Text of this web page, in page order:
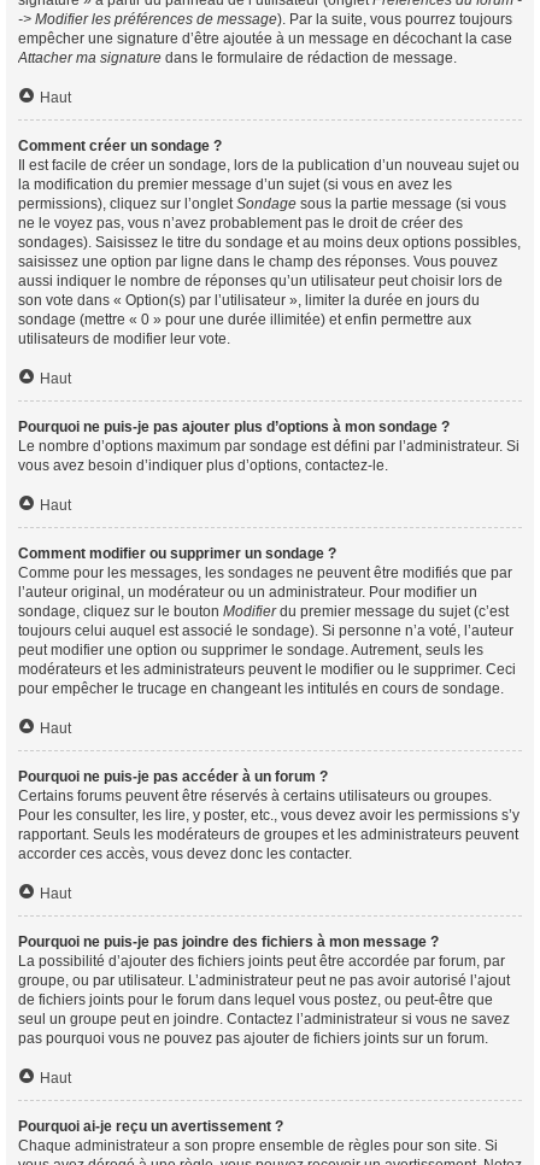
-> Modifier les préférences de message). Par la suite, vous pourrez toujours
empêcher une signature d’être ajoutée à un message en décochant la case
Attacher ma signature dans le formulaire de rédaction de message.
Haut
Comment créer un sondage ?
Il est facile de créer un sondage, lors de la publication d’un nouveau sujet ou
la modification du premier message d’un sujet (si vous en avez les
permissions), cliquez sur l’ongletSondage sous la partie message (si vous
ne le voyez pas, vous n’avez probablement pas le droit de créer des
sondages). Saisissez le titre du sondage et au moins deux options possibles,
saisissez une option par ligne dans le champ des réponses. Vous pouvez
aussi indiquer le nombre de réponses qu’un utilisateur peut choisir lors de
son vote dans « Option(s) par l’utilisateur », limiter la durée en jours du
sondage (mettre « 0 » pour une durée illimitée) et enfin permettre aux
utilisateurs de modifier leur vote.
Haut
Pourquoi ne puis-je pas ajouter plus d’options à mon sondage ?
Le nombre d’options maximum par sondage est défini par l’administrateur. Si
vous avez besoin d’indiquer plus d’options, contactez-le.
Haut
Comment modifier ou supprimer un sondage ?
Comme pour les messages, les sondages ne peuvent être modifiés que par
l’auteur original, un modérateur ou un administrateur. Pour modifier un
sondage, cliquez sur le bouton Modifierdu premier message du sujet (c’est
toujours celui auquel est associé le sondage). Si personne n’a voté, l’auteur
peut modifier une option ou supprimer le sondage. Autrement, seuls les
modérateurs et les administrateurs peuvent le modifier ou le supprimer. Ceci
pour empêcher le trucage en changeant les intitulés en cours de sondage.
Haut
Pourquoi ne puis-je pas accéder à un forum ?
Certains forums peuvent être réservés à certains utilisateurs ou groupes.
Pour les consulter, les lire, y poster, etc., vous devez avoir les permissions s’y
rapportant. Seuls les modérateurs de groupes et les administrateurs peuvent
accorder ces accès, vous devez donc les contacter.
Haut
Pourquoi ne puis-je pas joindre des fichiers à mon message ?
La possibilité d’ajouter des fichiers joints peut être accordée par forum, par
groupe, ou par utilisateur. L’administrateur peut ne pas avoir autorisé l’ajout
de fichiers joints pour le forum dans lequel vous postez, ou peut-être que
seul un groupe peut en joindre. Contactez l’administrateur si vous ne savez
pas pourquoi vous ne pouvez pas ajouter de fichiers joints sur un forum.
Haut
Pourquoi ai-je reçu un avertissement ?
Chaque administrateur a son propre ensemble de règles pour son site. Si